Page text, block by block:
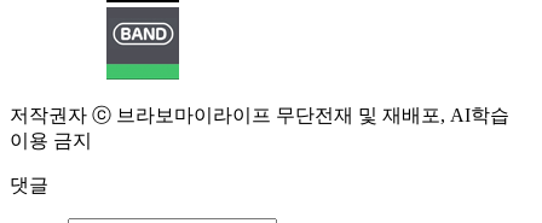
저작권자 ⓒ 브라보마이라이프 무단전재 및 재배포, AI학습
이용 금지
댓글